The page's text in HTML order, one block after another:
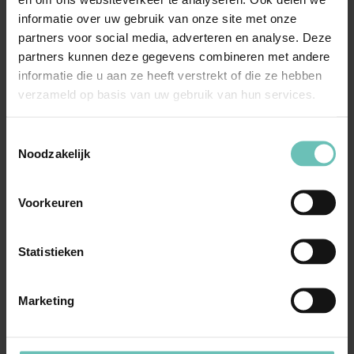
informatie over uw gebruik van onze site met onze
partners voor social media, adverteren en analyse. Deze
partners kunnen deze gegevens combineren met andere
informatie die u aan ze heeft verstrekt of die ze hebben
verzameld op basis van uw gebruik van hun services.
Noodzakelijk
Voorkeuren
Statistieken
Marketing
31 JANUARI 2018
Hoe kunt u voorkomen dat een vordering op u
wordt overgedragen of verpand?
op u heeft aan een ...
Publicaties